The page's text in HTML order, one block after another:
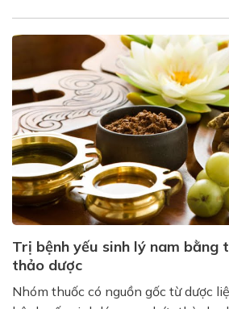
Trị bệnh yếu sinh lý nam bằng
thảo dược
Nhóm thuốc có nguồn gốc từ dược